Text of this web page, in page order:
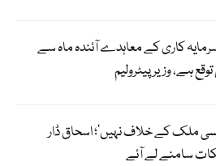
سرمایہ کاری کے معاہدے آئندہ ماہ سے
ہے، وزیر پیٹرولیم
ملک کے خلاف نہیں’؛ اسحاق ڈار
سامنے لے آئے